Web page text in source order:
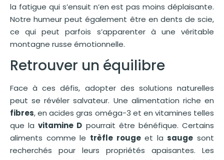
la fatigue qui s’ensuit n’en est pas moins déplaisante.
Notre humeur peut également être en dents de scie,
ce qui peut parfois s’apparenter à une véritable
montagne russe émotionnelle.
Retrouver un équilibre
Face à ces défis, adopter des solutions naturelles
peut se révéler salvateur. Une alimentation riche en
fibres, en acides gras oméga-3 et en vitamines telles
que lavitamine D pourrait être bénéfique. Certains
aliments comme le trèfle rougeet lasauge sont
recherchés pour leurs propriétés apaisantes. Les